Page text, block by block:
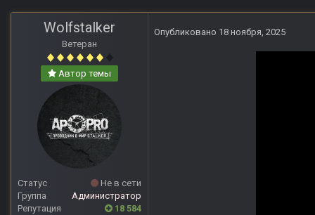
Wolfstalker
Ветеран
Автор темы
Статус
Не в сети
Группа
Администратор
Репутация
18 584
Опубликовано 18 ноября, 2025